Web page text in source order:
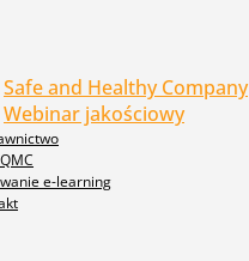
Safe and Healthy Company
Webinar jakościowy
e-learning